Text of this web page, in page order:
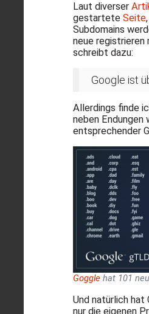
Laut diverser
gestartete Seite
Subdomains
neue registrieren
schreibt dazu:
Google ist
Allerdings finde
neben Endungen
entsprechender
Goggle hat 101
Und natürlich hat
nur die eigenen